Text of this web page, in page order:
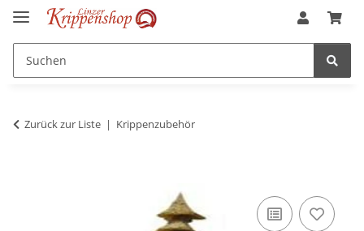
Zurück zur Liste Krippenzubehör